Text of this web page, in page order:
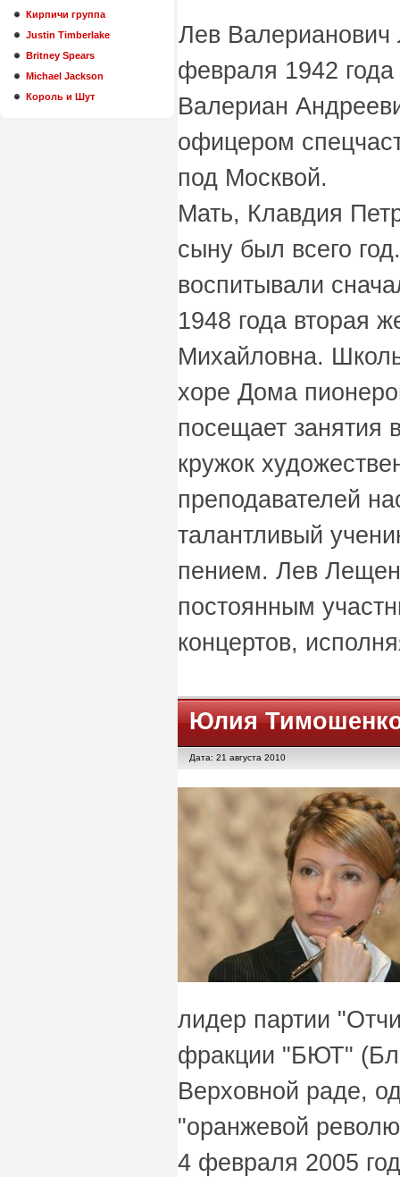
Кирпичи группа
Justin Timberlake
Britney Spears
Michael Jackson
Король и Шут
Лев
февраля 1942
Валериан
офицером
под Москвой.
Мать, Клавдия
сыну был всего
воспитывали
1948 года вторая
Михайловна.
хоре Дома
посещает занятия
кружок
преподавателей
талантливый
пением. Лев
постоянным
концертов,
Юлия
Дата: 21 августа 2010
лидер партии
фракции "БЮТ"
Верховной раде,
"оранжевой
4 февраля 2005